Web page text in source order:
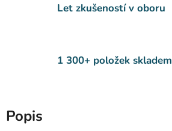
Let zkušeností v oboru
1 300+ položek skladem
Popis